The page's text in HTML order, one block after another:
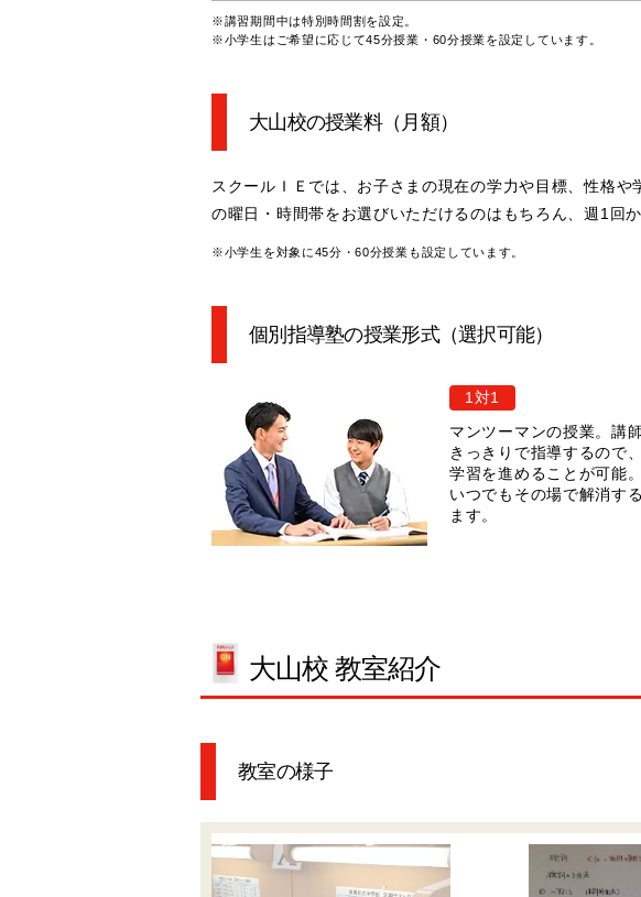
※講習期間中は特別時間割を設定。
※小学生はご希望に応じて45分授業・60分授業を設定しています。
大山校の授業料（月額）
スクールＩＥでは、お子さまの現在の学力や目標、性格
の曜日・時間帯をお選びいただけるのはもちろん、週1回
※小学生を対象に45分・60分授業も設定しています。
個別指導塾の授業形式（選択可能）
1対1
マンツーマンの授業。講
きっきりで指導するので
学習を進めることが可能
いつでもその場で解消す
ます。
大山校 教室紹介
教室の様子